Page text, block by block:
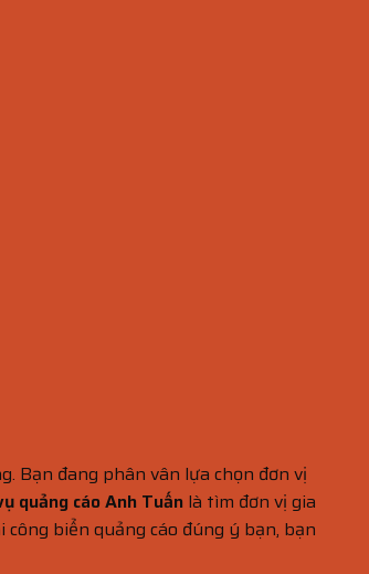
Bạn đang phân vân lựa chọn đơn vị
quảng cáo Anh Tuấn là tìm đơn vị gia
biển quảng cáo đúng ý bạn, bạn